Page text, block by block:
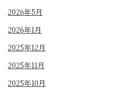
2026年5月
2026年1月
2025年12月
2025年11月
2025年10月